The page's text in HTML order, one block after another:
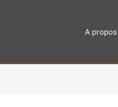
A propos